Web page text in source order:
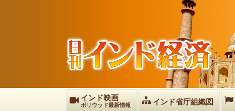
インド映画
ボリウッド最新情報 インド省庁組織図